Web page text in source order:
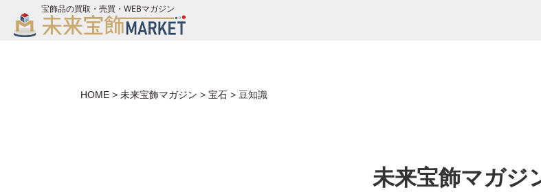
宝飾品の買取・売買・WEBマガジン
お問い合わせ
HOME > 未来宝飾マガジン > 宝石 > 豆知識
未来宝飾マガジ